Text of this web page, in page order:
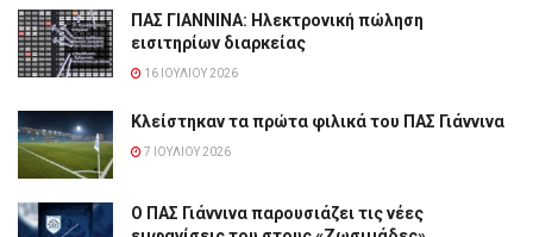
ΠΑΣ ΓΙΑΝΝΙΝΑ: Hλεκτρονική πώληση
εισιτηρίων διαρκείας
16 ΙΟΥΛΊΟΥ 2026
Κλείστηκαν τα πρώτα φιλικά του ΠΑΣ Γιάννινα
7 ΙΟΥΛΊΟΥ 2026
Ο ΠΑΣ Γιάννινα παρουσιάζει τις νέες